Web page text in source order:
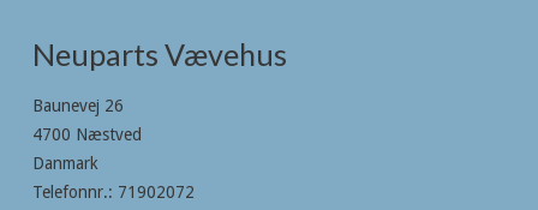
Neuparts Vævehus
Baunevej 26
4700 Næstved
Danmark
Telefonnr.: 71902072